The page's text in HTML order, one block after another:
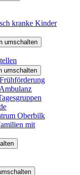
kranke Kinder
umschalten
umschalten
Oberbilk
mit